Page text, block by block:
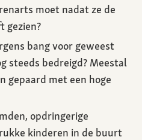
moet nadat ze de
gezien?
bang voor geweest
steeds bedreigd? Meestal
gepaard met een hoge
opdringerige
kinderen in de buurt